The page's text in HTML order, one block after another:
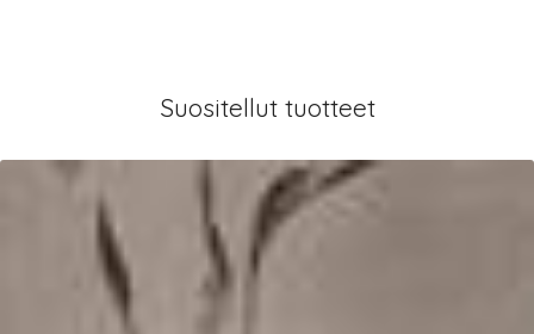
Suositellut tuotteet